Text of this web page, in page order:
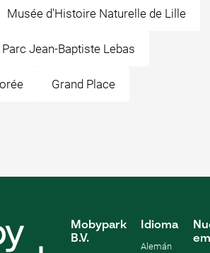
Musée d'Histoire Naturelle de Lille
Parc Jean-Baptiste Lebas
Grand Place
Mobypark
B.V.
Idioma
Alemán